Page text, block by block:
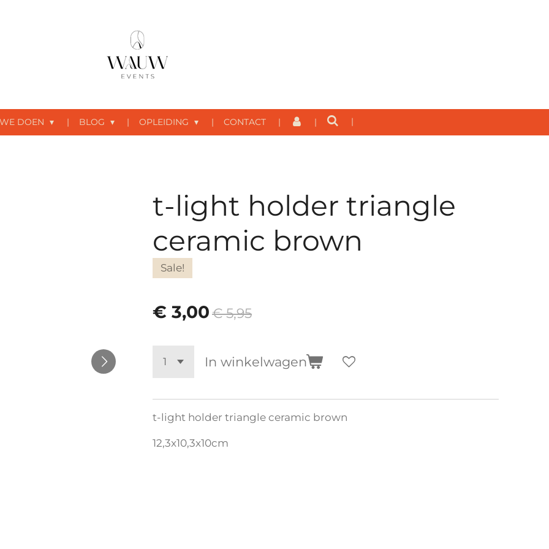
DOEN BLOG OPLEIDING CONTACT
t-light holder triangle
ceramic brown
Sale!
€ 3,00€ 5,95
In winkelwagen
t-light holder triangle ceramic brown
12,3x10,3x10cm